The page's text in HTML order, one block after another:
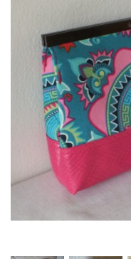
MOJE POSLEDNÍ PRÁCE